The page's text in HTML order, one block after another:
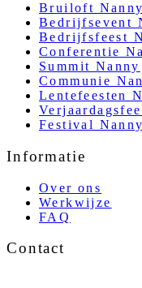
Bruiloft Nanny
Bedrijfsevent
Bedrijfsfeest
Conferentie
Summit Nanny
Communie
Lentefeesten
Festival Nanny
Informatie
Over ons
Werkwijze
FAQ
Contact